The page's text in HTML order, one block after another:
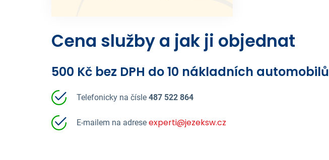
Cena služby a jak ji objednat
500 Kč bez DPH do 10 nákladních automobilů
Telefonicky na čísle 487 522 864
E-mailem na adrese experti@jezeksw.cz